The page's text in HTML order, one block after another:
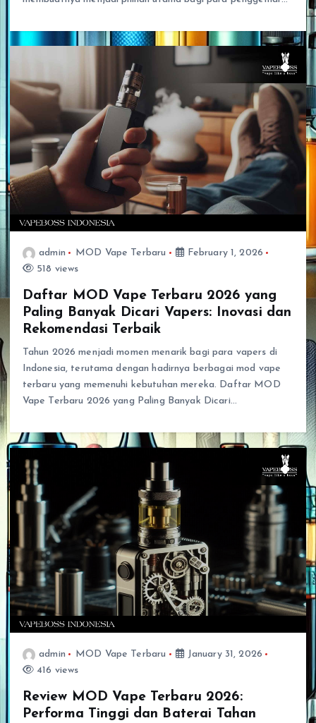
admin MOD Vape Terbaru
February 1, 2026
518 views
Daftar MOD Vape Terbaru 2026 yang
Paling Banyak Dicari Vapers: Inovasi dan
Rekomendasi Terbaik
Tahun 2026 menjadi momen menarik bagi para vapers di
Indonesia, terutama dengan hadirnya berbagai mod vape
terbaru yang memenuhi kebutuhan mereka. Daftar MOD
Vape Terbaru 2026 yang Paling Banyak Dicari…
admin MOD Vape Terbaru
January 31, 2026
416 views
Review MOD Vape Terbaru 2026:
Performa Tinggi dan Baterai Tahan